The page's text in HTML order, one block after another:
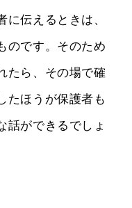
伝えるときは、
のです。そのため
たら、その場で確
たほうが保護者も
話ができるでしょ